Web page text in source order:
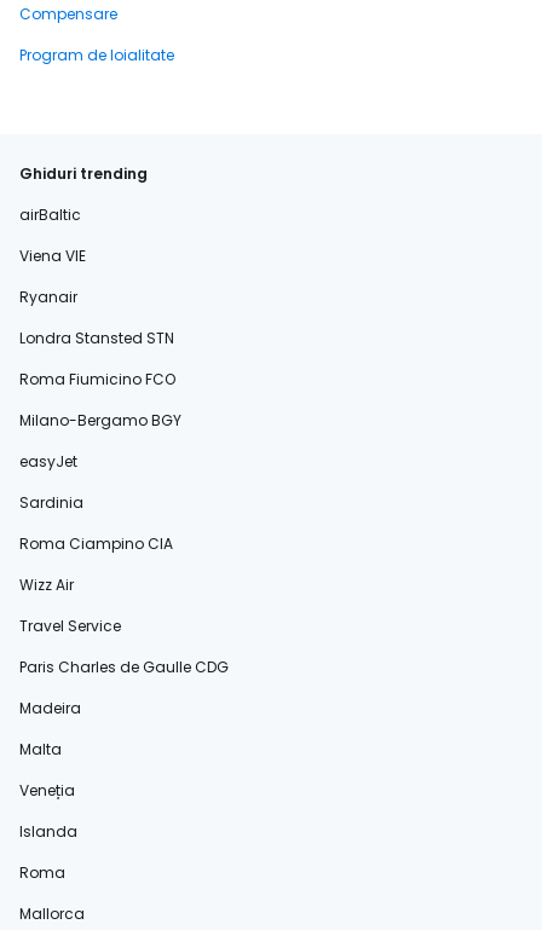
Compensare
Program de loialitate
Ghiduri trending
airBaltic
Viena VIE
Ryanair
Londra Stansted STN
Roma Fiumicino FCO
Milano-Bergamo BGY
easyJet
Sardinia
Roma Ciampino CIA
Wizz Air
Travel Service
Paris Charles de Gaulle CDG
Madeira
Malta
Veneția
Islanda
Roma
Mallorca